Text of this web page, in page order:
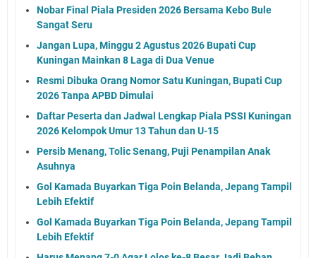
Nobar Final Piala Presiden 2026 Bersama Kebo Bule
Sangat Seru
Jangan Lupa, Minggu 2 Agustus 2026 Bupati Cup
Kuningan Mainkan 8 Laga di Dua Venue
Resmi Dibuka Orang Nomor Satu Kuningan, Bupati Cup
2026 Tanpa APBD Dimulai
Daftar Peserta dan Jadwal Lengkap Piala PSSI Kuningan
2026 Kelompok Umur 13 Tahun dan U-15
Persib Menang, Tolic Senang, Puji Penampilan Anak
Asuhnya
Gol Kamada Buyarkan Tiga Poin Belanda, Jepang Tampil
Lebih Efektif
Gol Kamada Buyarkan Tiga Poin Belanda, Jepang Tampil
Lebih Efektif